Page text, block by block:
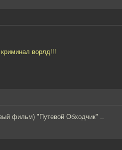
ворлд!!!
фильм) "Путевой Обходчик" ..